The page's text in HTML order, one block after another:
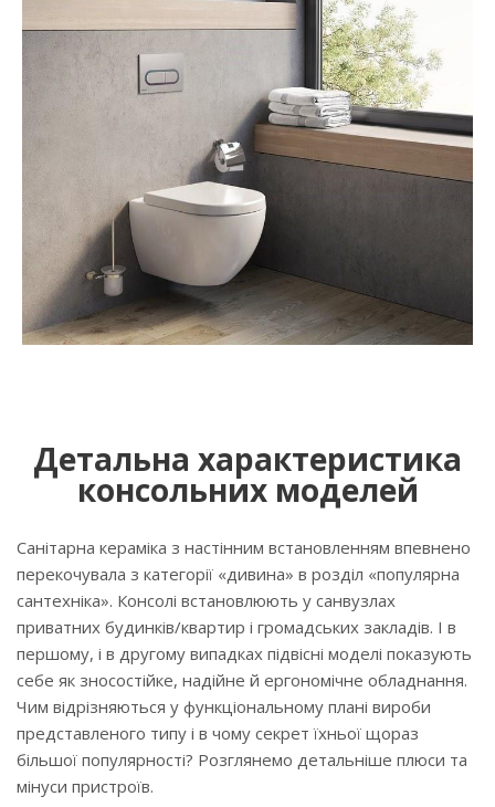
Детальна характеристика
консольних моделей
Санітарна кераміка з настінним встановленням впевнено
перекочувала з категорії «дивина» в розділ «популярна
сантехніка». Консолі встановлюють у санвузлах
приватних будинків/квартир і громадських закладів. І в
першому, і в другому випадках підвісні моделі показують
себе як зносостійке, надійне й ергономічне обладнання.
Чим відрізняються у функціональному плані вироби
представленого типу і в чому секрет їхньої щораз
більшої популярності? Розглянемо детальніше плюси та
мінуси пристроїв.